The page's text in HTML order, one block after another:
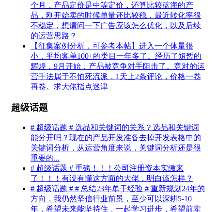
个月，产品定价是中等定价，还算比较蓝海的产
品，刚开始卖的时候单量还比较稳，最近转化率很
不稳定，想请问一下广告应该怎么优化，以及后续
的运营思路？
【征集案例分析，可参考本帖】进入一个体量很
小，平均客单100+的类目一年多了。经历了短暂的
辉煌，9月开始，产品被竞争对手阻击了。竞对的运
营手法属于不怕死流派，1天上2条评论，价格一卷
再卷。求大佬指点迷津
超级话题
# 超级话题 # 选品和关键词的关系？选品和关键词
能分开吗？现在的产品开发准备去掉开发表格中的
关键词分析，从运营角度来说，关键词分析还是很
重要的...
# 超级话题 # 重磅！！！公司注册资本实缴来
了！！！有没有懂这方面的大佬，明白该怎样？
# 超级话题 # # 总结23年单干经验 # 重新规划24年的
方向，我仍然坚信行业前景，至少可以深耕5-10
年，希望未来能坚持住，一起学习进步，希望前辈